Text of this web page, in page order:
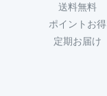
送料無料
ポイントお得
定期お届け